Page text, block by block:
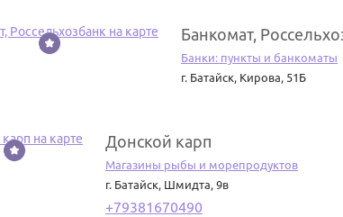
Банкомат,
Банки: пункты и банкоматы
г. Батайск, Кирова, 51Б
Донской карп
Магазины рыбы и морепродуктов
г. Батайск, Шмидта, 9в
+79381670490